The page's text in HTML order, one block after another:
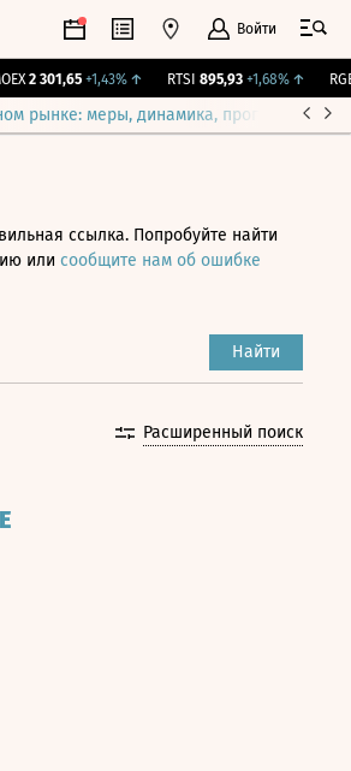
Войти
2 301,65 +1,43%↑ RTSI 895,93 +1,68%↑ RGBI
рынке: меры, динамика, прогнозы
ссылка. Попробуйте найти
или сообщите нам об ошибке
Найти
Расширенный поиск